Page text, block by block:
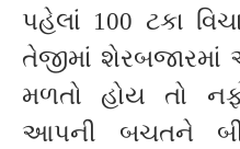
પહેલાં 100 ટકા
તેજીમાં શેરબજારમાં
મળતો હોય તો
આપની બચતને